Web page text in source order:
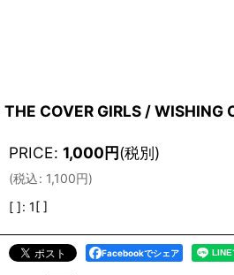
THE COVER GIRLS /
PRICE: 1,000円(税別)
(税込: 1,100円)
[ ]: 1[ ]
Facebookでシェア